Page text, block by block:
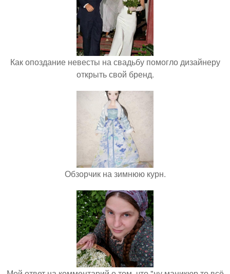
Как опоздание невесты на свадьбу помогло дизайнеру
открыть свой бренд.
Обзорчик на зимнюю курн.